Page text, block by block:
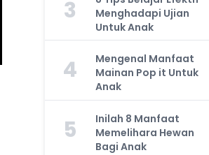
3
Menghadapi Ujian
Untuk Anak
4
Mengenal Manfaat
Mainan Pop it Untuk
Anak
5
Inilah 8 Manfaat
Memelihara Hewan
Bagi Anak